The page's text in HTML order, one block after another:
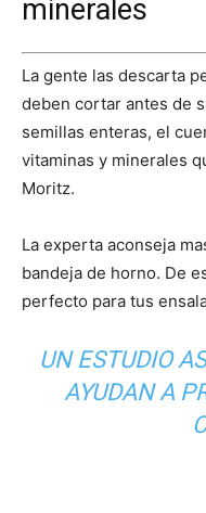
minerales
La gente las descarta
deben cortar antes de
semillas enteras, el
vitaminas y minerales
Moritz.
La experta aconseja
bandeja de horno. De
perfecto para tus
UN ESTUDIO
AYUDAN A